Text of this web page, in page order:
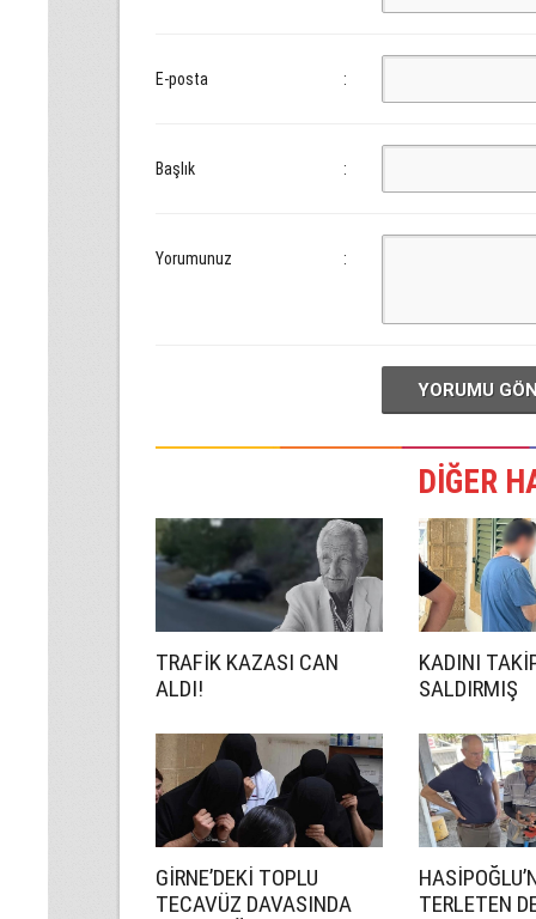
E-posta :
Başlık :
Yorumunuz :
YORUMU
DİĞER
TRAFİK KAZASI CAN
ALDI!
KADINI
SALDIRMIŞ
GİRNE’DEKİ TOPLU
TECAVÜZ DAVASINDA
TERLETEN